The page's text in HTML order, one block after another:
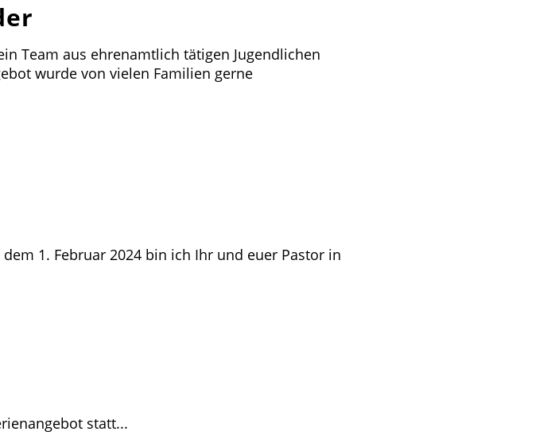
Team aus ehrenamtlich tätigen Jugendlichen
wurde von vielen Familien gerne
1. Februar 2024 bin ich Ihr und euer Pastor in
statt...